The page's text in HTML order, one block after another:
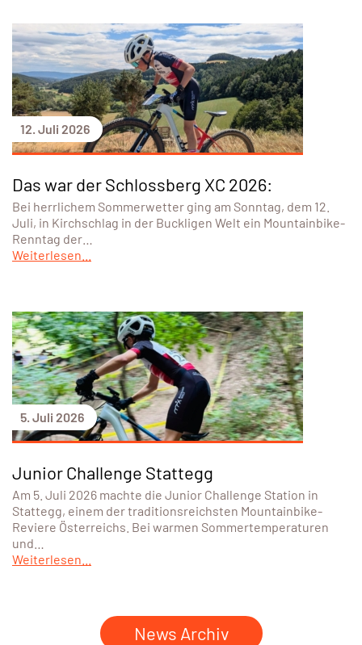
12. Juli 2026
Das war der Schlossberg XC 2026:
Bei herrlichem Sommerwetter ging am Sonntag, dem 12.
Juli, in Kirchschlag in der Buckligen Welt ein Mountainbike-
Renntag der…
Weiterlesen...
5. Juli 2026
Junior Challenge Stattegg
Am 5. Juli 2026 machte die Junior Challenge Station in
Stattegg, einem der traditionsreichsten Mountainbike-
Reviere Österreichs. Bei warmen Sommertemperaturen
und…
Weiterlesen...
News Archiv